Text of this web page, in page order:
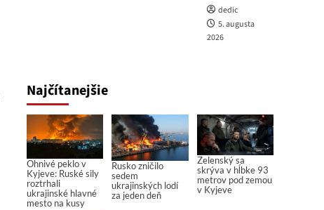
dedic
5. augusta
2026
Najčítanejšie
Ohnivé peklo v
Kyjeve: Ruské sily
roztrhali
ukrajinské hlavné
mesto na kusy
Rusko zničilo
sedem
ukrajinských lodí
za jeden deň
Zelenský sa
skrýva v hĺbke 93
metrov pod zemou
v Kyjeve